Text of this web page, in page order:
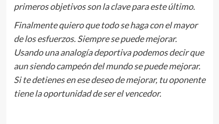
primeros objetivos son la clave para este último.
Finalmente quiero que todo se haga con el mayor
de los esfuerzos. Siempre se puede mejorar.
Usando una analogía deportiva podemos decir que
aun siendo campeón del mundo se puede mejorar.
Si te detienes en ese deseo de mejorar, tu oponente
tiene la oportunidad de ser el vencedor.